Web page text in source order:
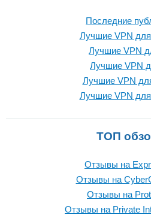
Последние
Лучшие VPN
Лучшие VPN
Лучшие VPN
Лучшие VPN
Лучшие VPN для
ТОП
Отзывы на
Отзывы на
Отзывы на
Отзывы на Private